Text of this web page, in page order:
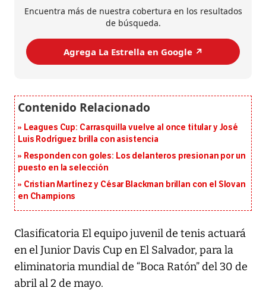
Encuentra más de nuestra cobertura en los resultados
de búsqueda.
Agrega La Estrella en Google ↗️
Leagues Cup: Carrasquilla vuelve al once titular y José
Luis Rodríguez brilla con asistencia
Responden con goles: Los delanteros presionan por un
puesto en la selección
Cristian Martínez y César Blackman brillan con el Slovan
en Champions
Clasificatoria El equipo juvenil de tenis actuará
en el Junior Davis Cup en El Salvador, para la
eliminatoria mundial de “Boca Ratón” del 30 de
abril al 2 de mayo.